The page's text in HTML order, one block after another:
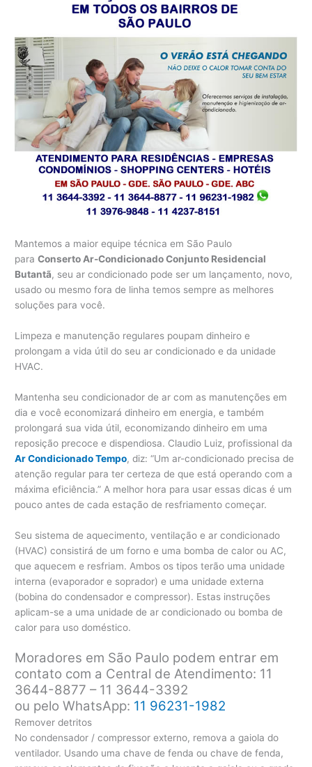
Mantemos a maior equipe técnica em São Paulo
paraConserto Ar-Condicionado Conjunto Residencial
Butantã, seu ar condicionado pode ser um lançamento, novo,
usado ou mesmo fora de linha temos sempre as melhores
soluções para você.
Limpeza e manutenção regulares poupam dinheiro e
prolongam a vida útil do seu ar condicionado e da unidade
HVAC.
Mantenha seu condicionador de ar com as manutenções em
dia e você economizará dinheiro em energia, e também
prolongará sua vida útil, economizando dinheiro em uma
reposição precoce e dispendiosa. Claudio Luiz, profissional da
Ar Condicionado Tempo, diz: “Um ar-condicionado precisa de
atenção regular para ter certeza de que está operando com a
máxima eficiência.” A melhor hora para usar essas dicas é um
pouco antes de cada estação de resfriamento começar.
Seu sistema de aquecimento, ventilação e ar condicionado
(HVAC) consistirá de um forno e uma bomba de calor ou AC,
que aquecem e resfriam. Ambos os tipos terão uma unidade
interna (evaporador e soprador) e uma unidade externa
(bobina do condensador e compressor). Estas instruções
aplicam-se a uma unidade de ar condicionado ou bomba de
calor para uso doméstico.
Moradores em São Paulo podem entrar em
contato com a Central de Atendimento: 11
3644-8877 – 11 3644-3392
ou pelo WhatsApp: 11 96231-1982
Remover detritos
No condensador / compressor externo, remova a gaiola do
ventilador. Usando uma chave de fenda ou chave de fenda,